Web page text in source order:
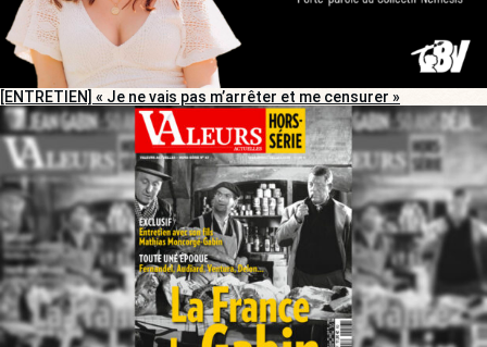
[ENTRETIEN] « Je ne vais pas m’arrêter et me censurer »